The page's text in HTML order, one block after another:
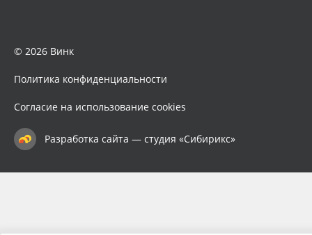
© 2026 Винк
Политика конфиденциальности
Согласие на использование cookies
Разработка сайта — студия «Сибирикс»